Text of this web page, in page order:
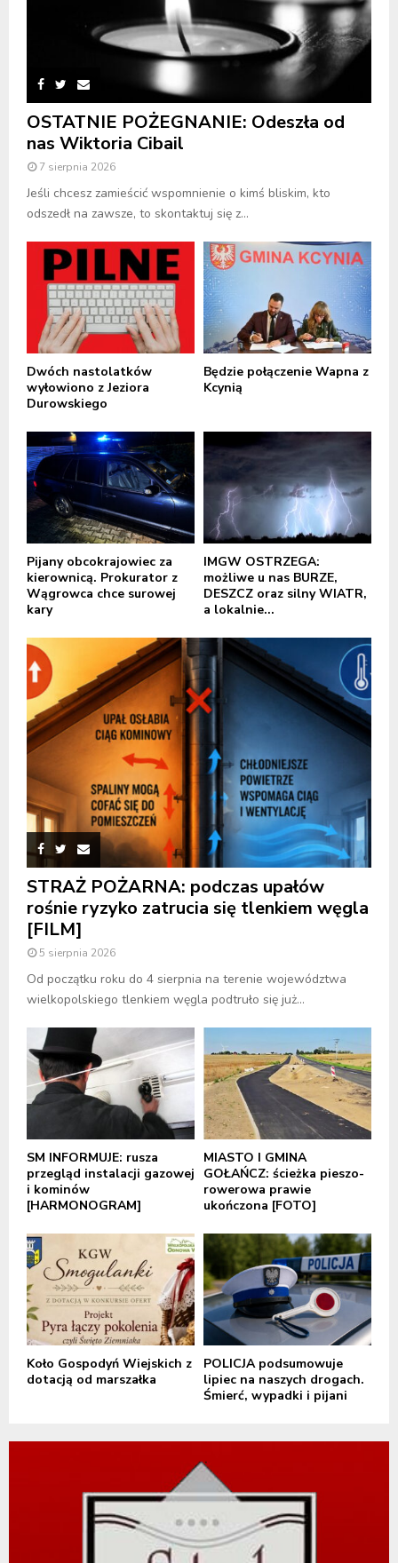
OSTATNIE POŻEGNANIE: Odeszła od
nas Wiktoria Cibail
7 sierpnia 2026
Jeśli chcesz zamieścić wspomnienie o kimś bliskim, kto
odszedł na zawsze, to skontaktuj się z...
Dwóch nastolatków
wyłowiono z Jeziora
Durowskiego
Będzie połączenie Wapna z
Kcynią
Pijany obcokrajowiec za
kierownicą. Prokurator z
Wągrowca chce surowej
kary
IMGW OSTRZEGA:
możliwe u nas BURZE,
DESZCZ oraz silny WIATR,
a lokalnie...
STRAŻ POŻARNA: podczas upałów
rośnie ryzyko zatrucia się tlenkiem węgla
[FILM]
5 sierpnia 2026
Od początku roku do 4 sierpnia na terenie województwa
wielkopolskiego tlenkiem węgla podtruło się już...
SM INFORMUJE: rusza
przegląd instalacji gazowej
i kominów
[HARMONOGRAM]
MIASTO I GMINA
GOŁAŃCZ: ścieżka pieszo-
rowerowa prawie
ukończona [FOTO]
Koło Gospodyń Wiejskich z
dotacją od marszałka
POLICJA podsumowuje
lipiec na naszych drogach.
Śmierć, wypadki i pijani